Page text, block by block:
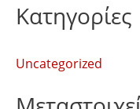
Kατηγορίες
Uncategorized